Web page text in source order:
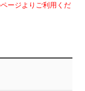
ージよりご利用くだ